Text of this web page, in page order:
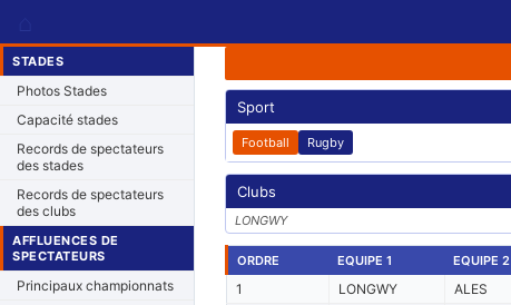
STADES
Photos Stades
Capacité stades
Records de spectateurs
des stades
Records de spectateurs
des clubs
AFFLUENCES DE
SPECTATEURS
Principaux championnats
Sport
Football Rugby
Clubs
LONGWY
ORDRE EQUIPE 1 EQUIPE 2
1 LONGWY ALES